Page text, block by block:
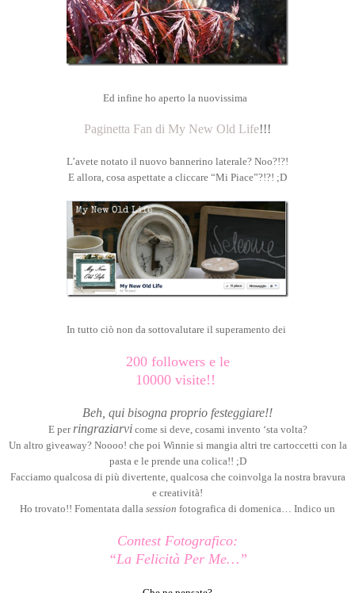
Ed infine ho aperto la nuovissima
Paginetta Fan di My New Old Life!!!
L’avete notato il nuovo bannerino laterale? Noo?!?!
E allora, cosa aspettate a cliccare “Mi Piace”?!?! ;D
In tutto ciò non da sottovalutare il superamento dei
200 followers e le
10000 visite!!
Beh, qui bisogna proprio festeggiare!!
E per ringraziarvicome si deve, cosami invento ‘sta volta?
Un altro giveaway? Noooo! che poi Winnie si mangia altri tre cartoccetti con la
pasta e le prende una colica!! ;D
Facciamo qualcosa di più divertente, qualcosa che coinvolga la nostra bravura
e creatività!
Ho trovato!! Fomentata dalla session fotografica di domenica… Indico un
Contest Fotografico:
“La Felicità Per Me…”